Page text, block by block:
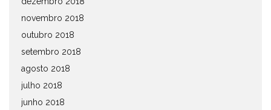
novembro 2018
outubro 2018
setembro 2018
agosto 2018
julho 2018
junho 2018